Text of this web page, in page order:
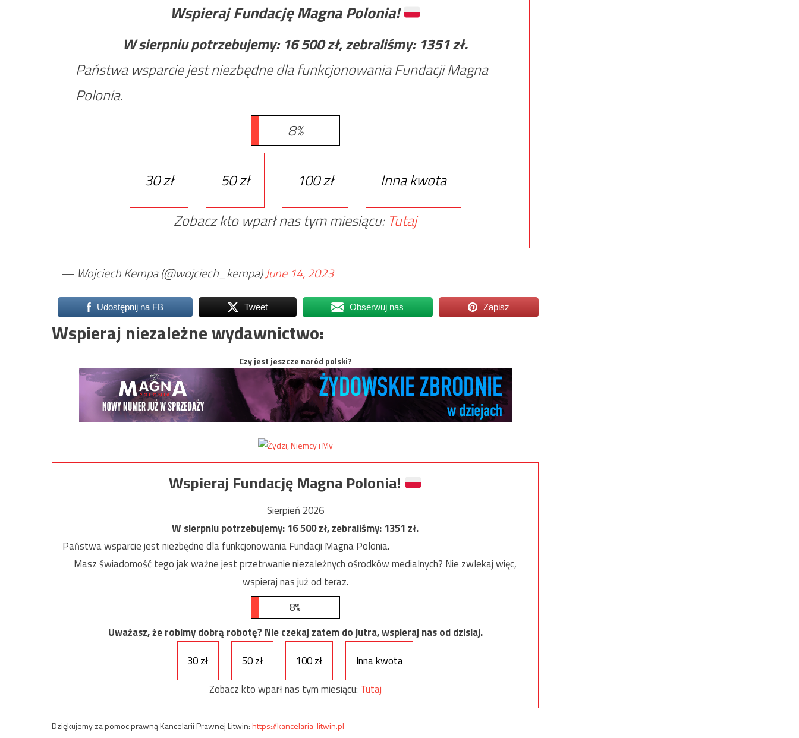
Wspieraj Fundację Magna Polonia!
W sierpniu potrzebujemy: 16 500zł, zebraliśmy: 1351zł.
Państwa wsparcie jest niezbędne dla funkcjonowania Fundacji Magna
Polonia.
8%
30 zł 50 zł 100 zł
Inna kwota
Zobacz kto wparł nas tym miesiącu: Tutaj
— Wojciech Kempa (@wojciech_kempa)June 14, 2023
Udostępnij na FB Tweet Obserwuj nas Zapisz
Wspieraj niezależne wydawnictwo:
Czy jest jeszcze naród polski?
Wspieraj Fundację Magna Polonia!
Sierpień 2026
W sierpniu potrzebujemy:16 500zł, zebraliśmy:1351 zł.
Państwa wsparcie jest niezbędne dla funkcjonowania Fundacji Magna Polonia.
Masz świadomość tego jak ważne jest przetrwanie niezależnych ośrodków medialnych? Nie zwlekaj więc,
wspieraj nas już od teraz.
8%
Uważasz, że robimy dobrą robotę? Nie czekaj zatem do jutra, wspieraj nas od dzisiaj.
30 zł
50 zł 100 zł
Inna kwota
Zobacz kto wparł nas tym miesiącu: Tutaj
Dziękujemy za pomoc prawną Kancelarii Prawnej Litwin:https://kancelaria-litwin.pl